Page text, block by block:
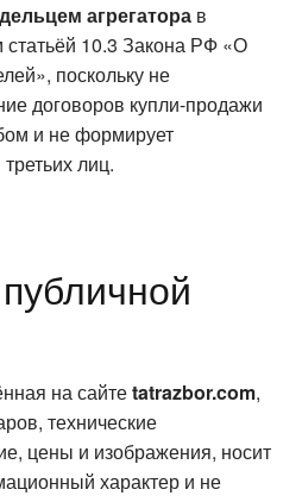
агрегаторав
10.3 Закона РФ «О
поскольку не
договоров купли-продажи
и не формирует
лиц.
на сайтеtatrazbor.com,
технические
цены и изображения, носит
характер и не